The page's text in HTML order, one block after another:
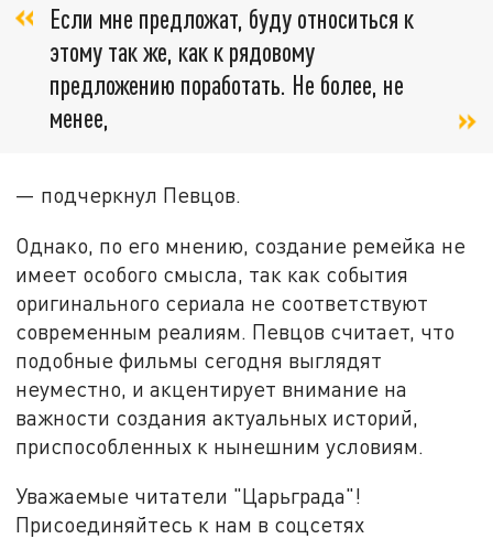
Если мне предложат, буду относиться к
этому так же, как к рядовому
предложению поработать. Не более, не
менее,
— подчеркнул Певцов.
Однако, по его мнению, создание ремейка не
имеет особого смысла, так как события
оригинального сериала не соответствуют
современным реалиям. Певцов считает, что
подобные фильмы сегодня выглядят
неуместно, и акцентирует внимание на
важности создания актуальных историй,
приспособленных к нынешним условиям.
Уважаемые читатели "Царьграда"!
Присоединяйтесь к нам в соцсетях